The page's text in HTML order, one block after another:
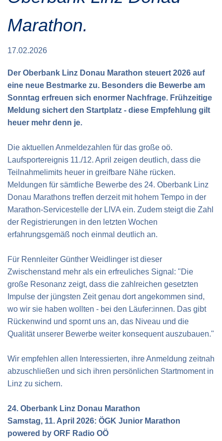
Special Olympics Run
Feuerwehr läuft
Staatsmeisterschaft
Service der Linz Linien
Zeitmessung
Teilnahmebedingungen
Marathon.
17.02.2026
Der Oberbank Linz Donau Marathon steuert 2026 auf
eine neue Bestmarke zu. Besonders die Bewerbe am
Sonntag erfreuen sich enormer Nachfrage. Frühzeitige
Meldung sichert den Startplatz - diese Empfehlung gilt
heuer mehr denn je.
Die aktuellen Anmeldezahlen für das große oö.
Laufsportereignis 11./12. April zeigen deutlich, dass die
Teilnahmelimits heuer in greifbare Nähe rücken.
Meldungen für sämtliche Bewerbe des 24. Oberbank Linz
Donau Marathons treffen derzeit mit hohem Tempo in der
Marathon-Servicestelle der LIVA ein. Zudem steigt die Zahl
der Registrierungen in den letzten Wochen
erfahrungsgemäß noch einmal deutlich an.
Für Rennleiter Günther Weidlinger ist dieser
Zwischenstand mehr als ein erfreuliches Signal: "Die
große Resonanz zeigt, dass die zahlreichen gesetzten
Impulse der jüngsten Zeit genau dort angekommen sind,
wo wir sie haben wollten - bei den Läufer:innen. Das gibt
Rückenwind und spornt uns an, das Niveau und die
Qualität unserer Bewerbe weiter konsequent auszubauen."
Wir empfehlen allen Interessierten, ihre Anmeldung zeitnah
abzuschließen und sich ihren persönlichen Startmoment in
Linz zu sichern.
24. Oberbank Linz Donau Marathon
Samstag, 11. April 2026: ÖGK Junior Marathon
powered by ORF Radio OÖ